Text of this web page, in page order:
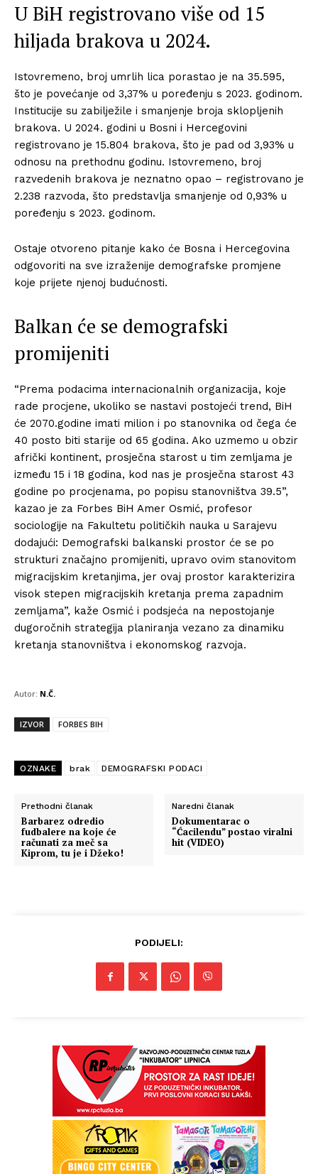
U BiH registrovano više od 15
hiljada brakova u 2024.
Istovremeno, broj umrlih lica porastao je na 35.595,
što je povećanje od 3,37% u poređenju s 2023. godinom.
Institucije su zabilježile i smanjenje broja sklopljenih
brakova. U 2024. godini u Bosni i Hercegovini
registrovano je 15.804 brakova, što je pad od 3,93% u
odnosu na prethodnu godinu. Istovremeno, broj
razvedenih brakova je neznatno opao – registrovano je
2.238 razvoda, što predstavlja smanjenje od 0,93% u
poređenju s 2023. godinom.
Ostaje otvoreno pitanje kako će Bosna i Hercegovina
odgovoriti na sve izraženije demografske promjene
koje prijete njenoj budućnosti.
Balkan će se demografski
promijeniti
“Prema podacima internacionalnih organizacija, koje
rade procjene, ukoliko se nastavi postojeći trend, BiH
će 2070.godine imati milion i po stanovnika od čega će
40 posto biti starije od 65 godina. Ako uzmemo u obzir
afrički kontinent, prosječna starost u tim zemljama je
između 15 i 18 godina, kod nas je prosječna starost 43
godine po procjenama, po popisu stanovništva 39.5”,
kazao je za Forbes BiH Amer Osmić, profesor
sociologije na Fakultetu političkih nauka u Sarajevu
dodajući: Demografski balkanski prostor će se po
strukturi značajno promijeniti, upravo ovim stanovitom
migracijskim kretanjima, jer ovaj prostor karakterizira
visok stepen migracijskih kretanja prema zapadnim
zemljama”, kaže Osmić i podsjeća na nepostojanje
dugoročnih strategija planiranja vezano za dinamiku
kretanja stanovništva i ekonomskog razvoja.
Autor: N.Č.
IZVOR FORBES BIH
OZNAKE brak DEMOGRAFSKI PODACI
Prethodni članak
Barbarez odredio
fudbalere na koje će
računati za meč sa
Kiprom, tu je i Džeko!
Naredni članak
Dokumentarac o
“Ćacilendu” postao viralni
hit (VIDEO)
PODIJELI: